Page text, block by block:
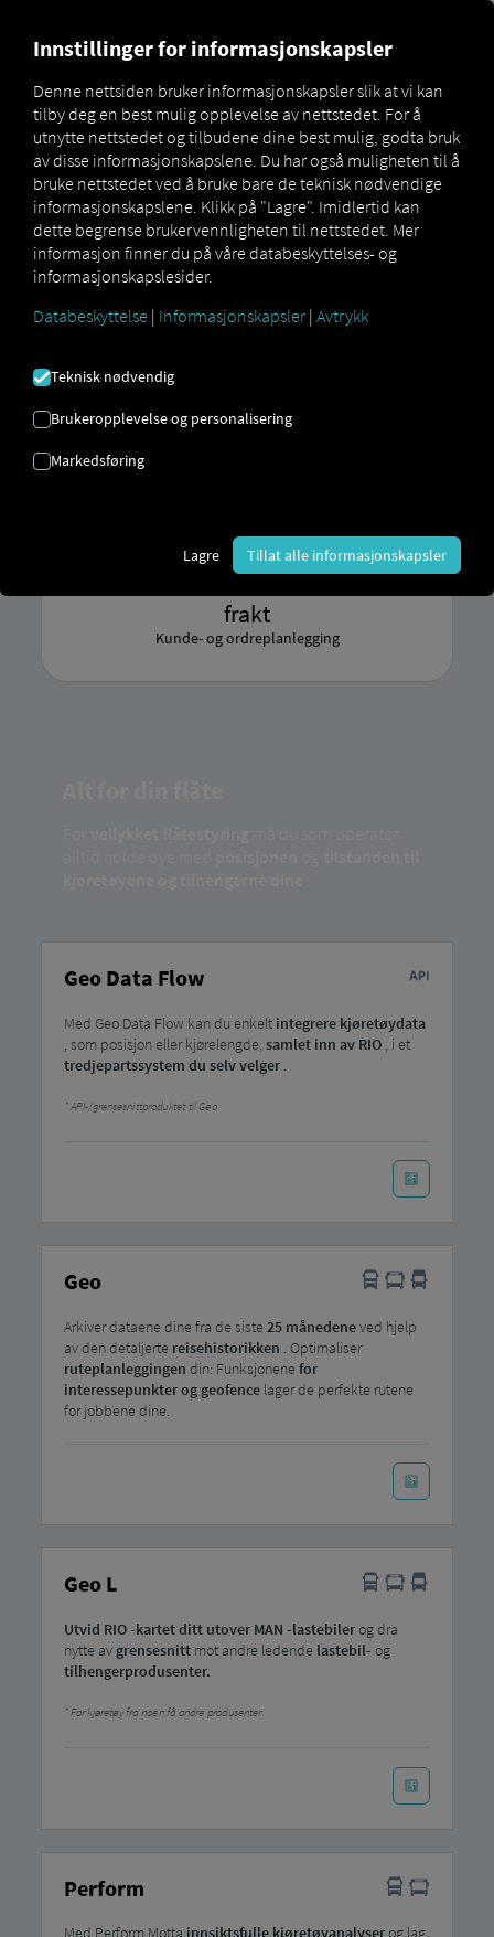
RIO MARKETPLACE
Vår RIO Marketplace Tilbyr et bredt spekter av
tjenester. Finn denideelle løsningen for
innovative transport- og logistikkprosesser.
frakt
Kunde- og ordreplanlegging
Geo Data Flow
Med Geo Data Flow kan du enkelt integrere kjøretøydata
, som posisjon eller kjørelengde, samlet inn av RIO, i et
tredjepartssystem du selv velger.
API-/grensesnittproduktet til Geo
Geo
Arkiver dataene dine fra de siste 25 månedeneved hjelp
av den detaljerte reisehistorikken . Optimaliser
ruteplanleggingen din: Funksjonene for
interessepunkter og geofencelager de perfekte rutene
for jobbene dine.
Geo L
Utvid RIO -kartet ditt utover MAN -lastebilerog dra
nytte av grensesnittmot andre ledende lastebil- og
tilhengerprodusenter.
For kjøretøy fra noen få andre produsenter
Perform
Med Perform Motta innsiktsfulle kjøretøyanalyserog lag
Innstillinger for informasjonskapsler
Denne nettsiden bruker informasjonskapsler slik at vi kan
tilby deg en best mulig opplevelse av nettstedet. For å
utnytte nettstedet og tilbudene dine best mulig, godta bruk
av disse informasjonskapslene. Du har også muligheten til å
bruke nettstedet ved å bruke bare de teknisk nødvendige
informasjonskapslene. Klikk på "Lagre". Imidlertid kan
dette begrense brukervennligheten til nettstedet. Mer
informasjon finner du på våre databeskyttelses- og
informasjonskapslesider.
Databeskyttelse | Informasjonskapsler | Avtrykk
Teknisk nødvendig
Brukeropplevelse og personalisering
Markedsføring
Lagre Tillat alle informasjonskapsler